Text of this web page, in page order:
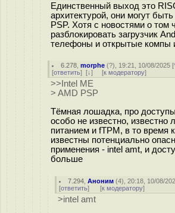
Единственный выход это
архитектурой, они могут
PSP. Хотя с новостями о том
разблокировать загрузчик
телефоны и открытые компы
6.278 ,morphe (?), 19:21, 10/08/2025 [
[ответить] [↓] [к модератору]
>>Intel ME
> AMD PSP
Тёмная лошадка, про
особо не известно, известно
питанием и fTPM, в то время
известны потенциально
применения - intel amt, и
больше
7.294 ,Аноним (4), 20:18, 10/08/
[ответить] [к модератору]
>intel amt